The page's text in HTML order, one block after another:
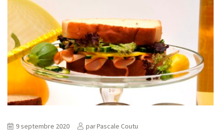
9 septembre 2020 parPascale Coutu